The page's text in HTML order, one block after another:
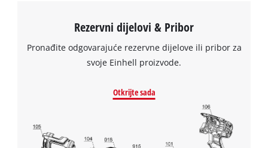
Rezervni dijelovi & Pribor
Pronađite odgovarajuće rezervne dijelove ili pribor za
svoje Einhell proizvode.
Otkrijte sada